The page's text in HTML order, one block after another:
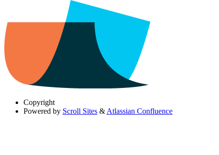
Copyright
Powered by Scroll Sites & Atlassian Confluence